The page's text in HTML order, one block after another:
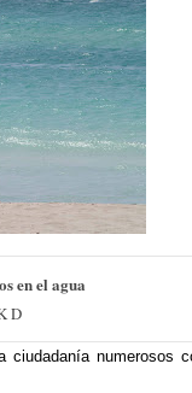
en el agua
D
ciudadanía numerosos